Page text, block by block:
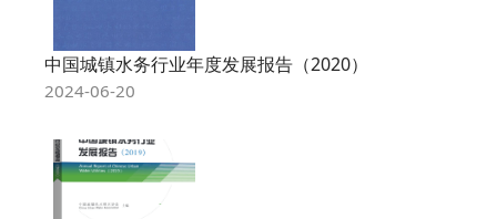
中国城镇水务行业年度发展报告（2020）
2024-06-20